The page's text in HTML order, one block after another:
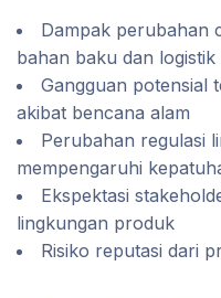
Dampak perubahan
bahan baku dan logistik
Gangguan potensial
akibat bencana alam
Perubahan regulasi
mempengaruhi
Ekspektasi
lingkungan produk
Risiko reputasi dari